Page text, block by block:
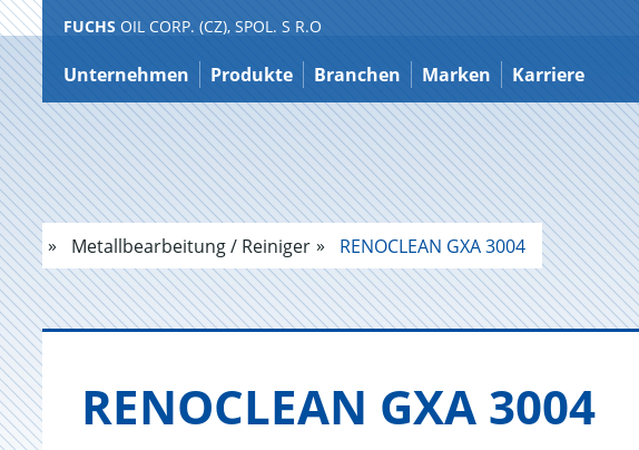
Zum
Inhalt
FUCHS OIL CORP. (CZ), SPOL. S R.O
Unternehmen Produkte Branchen Marken Karriere
Metallbearbeitung / Reiniger RENOCLEAN GXA 3004
REN­O­CLE­AN GXA 3004